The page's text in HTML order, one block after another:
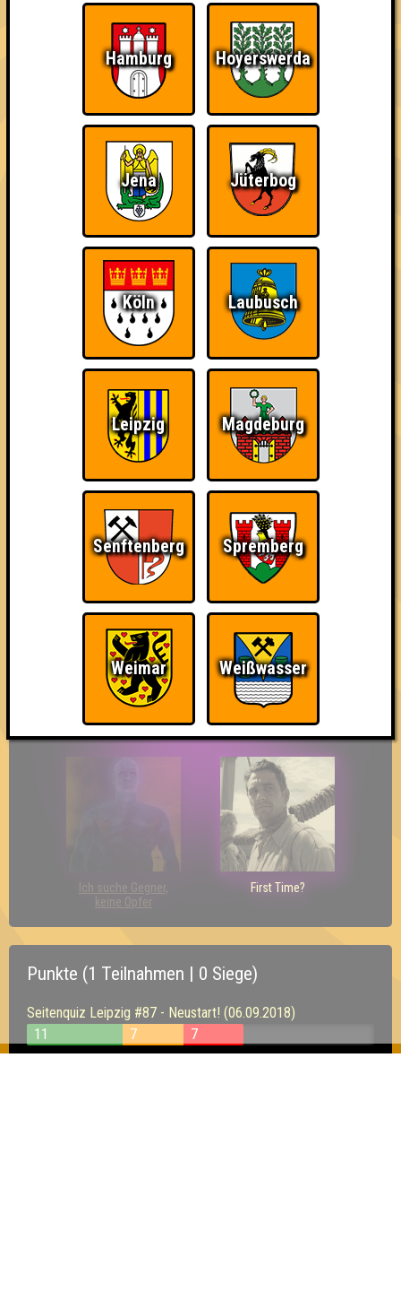
Quizveteran
Wir sind immer bei
Nerven aus Stahl
The Amount of
Teilnahmen is too
damn high
Ich war da, vor 3000
Da-Da Da! Da-Da Da!
Teil der Oberschicht
So kurz vorm Sieg! Wir sind ERSTER?! Streber
Eindeutiger Sieg Duelist Bin ich schon drin?
Ich suche Gegner,
keine Opfer
First Time?
Punkte (1 Teilnahmen | 0 Siege)
Seitenquiz Leipzig #87 - Neustart! (06.09.2018)
11
7 7
Hamburg Hoyerswerda
Jena Jüterbog
Köln Laubusch
Leipzig Magdeburg
Senftenberg Spremberg
Weimar Weißwasser